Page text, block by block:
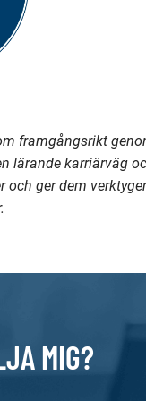
framgångsrikt
lärande karriärväg
ger dem
MIG?